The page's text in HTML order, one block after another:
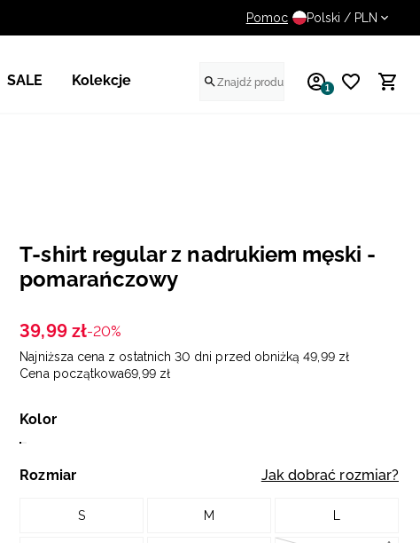
UWAGA NA FAŁSZYWE
Pomoc Polski / PLN
SALE Kolekcje 1
T-shirt regular z nadrukiem męski -
pomarańczowy
39,99 zł-20%
Najniższa cena z ostatnich 30 dni przed obniżką 49 99 zł
Cena początkowa69 99 zł
Kolor
Rozmiar Jak dobrać rozmiar?
S M